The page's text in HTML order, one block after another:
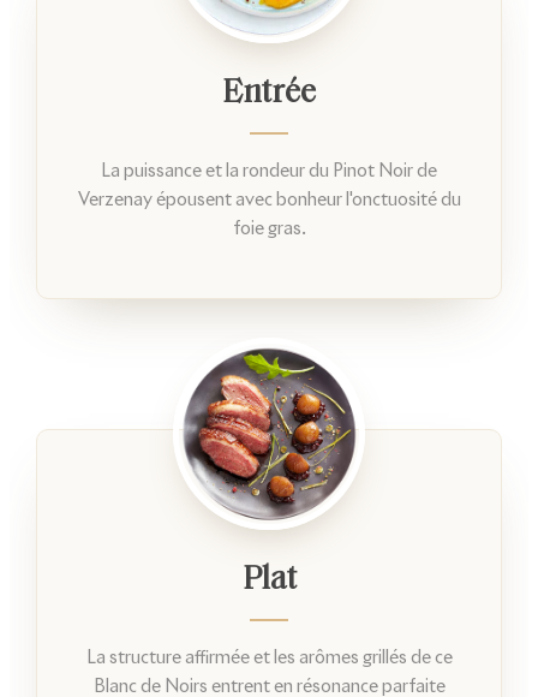
Entrée
La puissance et la rondeur du Pinot Noir de
Verzenay épousent avec bonheur l'onctuosité du
foie gras.
Plat
La structure affirmée et les arômes grillés de ce
Blanc de Noirs entrent en résonance parfaite